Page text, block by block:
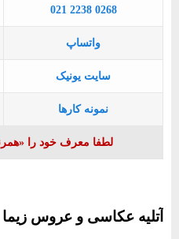
آتلیه عکاسی و عروس زیما
021 2238 0268
واتساپ
سایت یونیک
نمونه کارها
لطفا معرف خود را